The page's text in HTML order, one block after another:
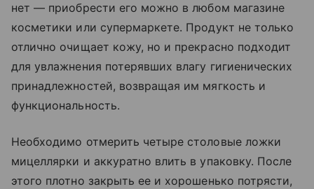
нет — приобрести его можно в любом магазине
косметики или супермаркете. Продукт не только
отлично очищает кожу, но и прекрасно подходит
для увлажнения потерявших влагу гигиенических
принадлежностей, возвращая им мягкость и
функциональность.
Необходимо отмерить четыре столовые ложки
мицеллярки и аккуратно влить в упаковку. После
этого плотно закрыть ее и хорошенько потрясти,